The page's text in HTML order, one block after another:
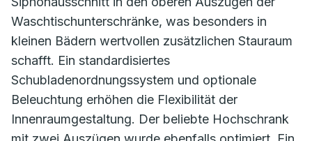
Waschtischunterschränke, was besonders in
kleinen Bädern wertvollen zusätzlichen Stauraum
schafft. Ein standardisiertes
Schubladenordnungssystem und optionale
Beleuchtung erhöhen die Flexibilität der
Innenraumgestaltung. Der beliebte Hochschrank